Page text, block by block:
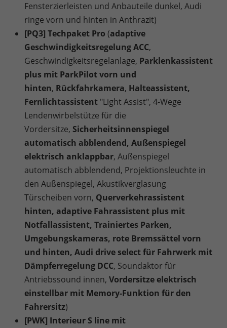
Fensterzierleisten und Anbauteile dunkel, Audi
ringe vorn und hinten in Anthrazit)
[PQ3] Techpaket Pro (adaptive
Geschwindigkeitsregelung ACC,
Geschwindigkeitsregelanlage, Parklenkassistent
plus mit ParkPilot vorn und
hinten, Rückfahrkamera, Halteassistent,
Fernlichtassistent "Light Assist", 4-Wege
Lendenwirbelstütze für die
Vordersitze, Sicherheitsinnenspiegel
automatisch abblendend, Außenspiegel
elektrisch anklappbar, Außenspiegel
automatisch abblendend, Projektionsleuchte in
den Außenspiegel, Akustikverglasung
Türscheiben vorn, Querverkehrassistent
hinten, adaptive Fahrassistent plus mit
Notfallassistent, Trainiertes Parken,
Umgebungskameras, rote Bremssättel vorn
und hinten, Audi drive select für Fahrwerk mit
Dämpferregelung DCC, Soundaktor für
Antriebssound innen, Vordersitze elektrisch
einstellbar mit Memory-Funktion für den
Fahrersitz)
[PWK] Interieur S line mit